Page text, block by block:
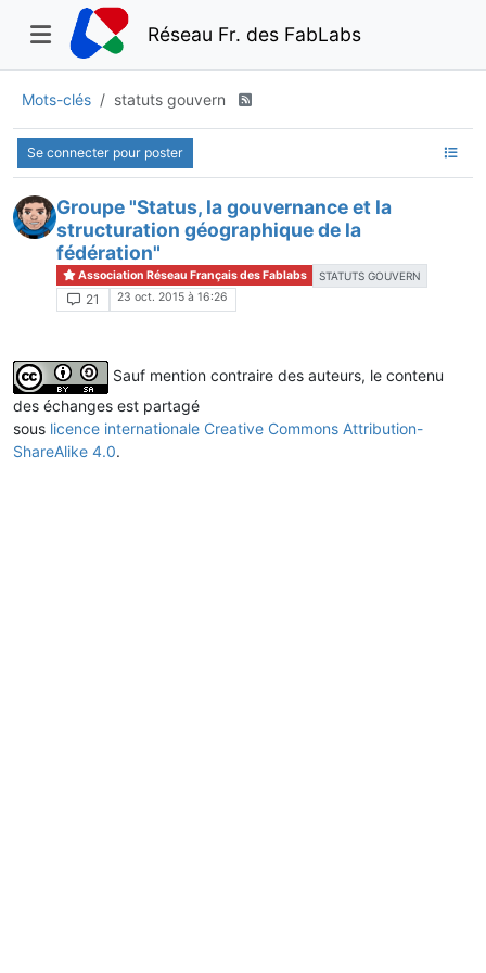
Réseau Fr. des FabLabs
Mots-clés statuts gouvern
Se connecter pour poster
Groupe "Status, la gouvernance et la
structuration géographique de la
fédération"
Association Réseau Français des Fablabs STATUTS GOUVERN
21 23 oct. 2015 à 16:26
Sauf mention contraire des auteurs, le contenu
des échanges est partagé
sous licence internationale Creative Commons Attribution-
ShareAlike 4.0.